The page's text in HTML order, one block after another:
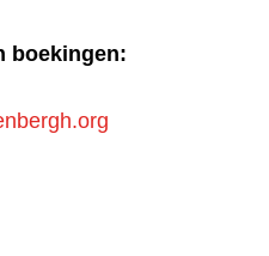
boekingen: